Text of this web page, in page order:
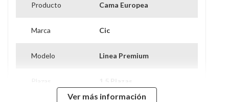
Producto Cama Europea
Marca Cic
Modelo Linea Premium
Ver más información